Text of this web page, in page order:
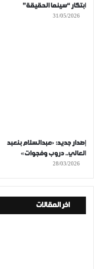
ابتكار “سينما الحقيقة”
31/05/2026
إصدار جديد: «عبدالسلام بنعبد
العالي.. دروب وفجوات»
28/03/2026
اخر المقالات